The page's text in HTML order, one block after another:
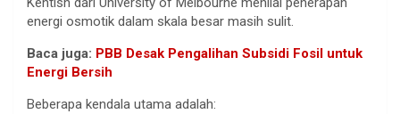
energi osmotik dalam skala besar masih sulit.
Baca juga: PBB Desak Pengalihan Subsidi Fosil untuk
Energi Bersih
Beberapa kendala utama adalah: